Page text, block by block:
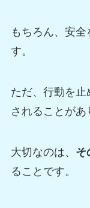
もちろん、安
す。
ただ、行動を
されることがあ
大切なのは、 そ
ることです。